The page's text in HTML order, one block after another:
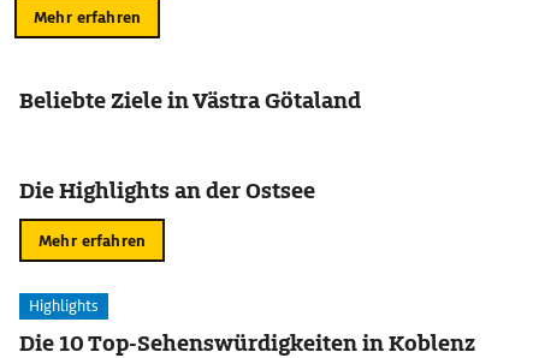
Mehr erfahren
Beliebte Ziele in Västra Götaland
Die Highlights an der Ostsee
Mehr erfahren
Highlights
Die 10 Top-Sehenswürdigkeiten in Koblenz